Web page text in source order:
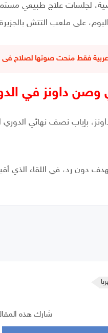
لجلسات علاج طبيعي
على ملعب التتش
وصن داونز في
بإياب نصف نهائي الدوري
دون رد، في اللقاء الذي
شارك هذه